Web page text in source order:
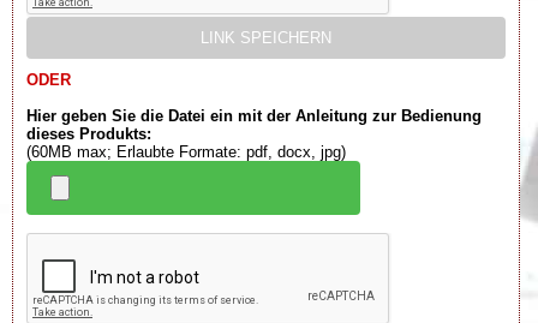
ODER
Hier geben Sie die Datei ein mit der Anleitung zur Bedienung
dieses Produkts:
(60MB max; Erlaubte Formate: pdf, docx, jpg)